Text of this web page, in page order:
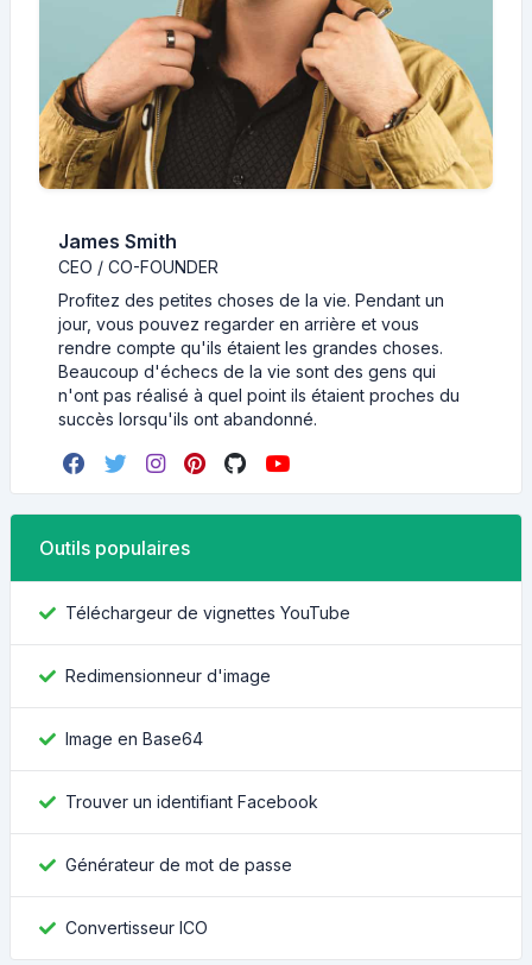
James Smith
CEO / CO-FOUNDER
Profitez des petites choses de la vie. Pendant un
jour, vous pouvez regarder en arrière et vous
rendre compte qu'ils étaient les grandes choses.
Beaucoup d'échecs de la vie sont des gens qui
n'ont pas réalisé à quel point ils étaient proches du
succès lorsqu'ils ont abandonné.
Outils populaires
Téléchargeur de vignettes YouTube
Redimensionneur d'image
Image en Base64
Trouver un identifiant Facebook
Générateur de mot de passe
Convertisseur ICO